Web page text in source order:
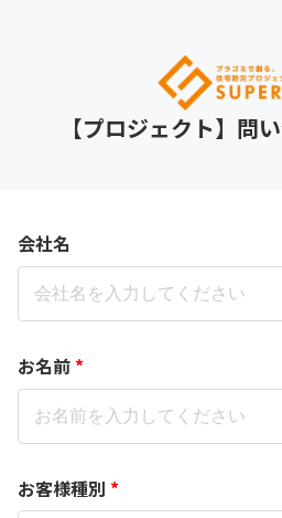
【プロジェクト】問
会社名
お名前 *
お客様種別 *